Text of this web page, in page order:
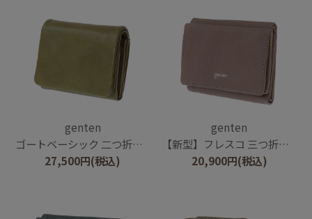
genten
ゴートベーシック 二つ折り財布
27,500円(税込)
genten
【新型】フレスコ 三つ折り財布
20,900円(税込)